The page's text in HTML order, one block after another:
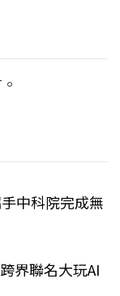
中科院完成無
界聯名大玩AI